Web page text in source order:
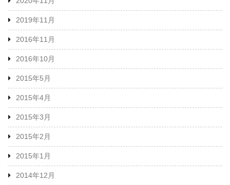
2019年11月
2016年11月
2016年10月
2015年5月
2015年4月
2015年3月
2015年2月
2015年1月
2014年12月